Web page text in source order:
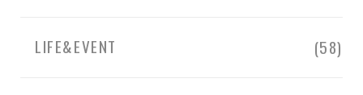
LIFE&EVENT (58)